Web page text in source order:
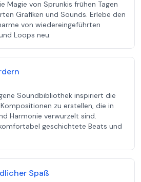
Magie von Sprunkis frühen Tagen
Grafiken und Sounds. Erlebe den
von wiedereingeführten
Loops neu.
Soundbibliothek inspiriert die
zu erstellen, die in
Harmonie verwurzelt sind.
geschichtete Beats und
Spaß